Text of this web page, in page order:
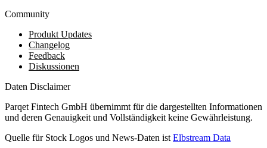
Community
Produkt Updates
Changelog
Feedback
Diskussionen
Daten Disclaimer
Parqet Fintech GmbH übernimmt für die dargestellten Informationen
und deren Genauigkeit und Vollständigkeit keine Gewährleistung.
Quelle für Stock Logos und News-Daten istElbstream Data